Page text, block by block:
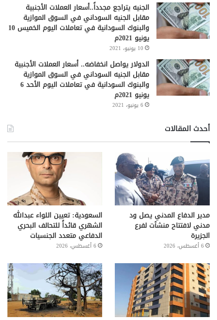
الجنيه يتراجع مجدداً..أسعار العملات الأجنبية
مقابل الجنيه السوداني في السوق الموازية
والبنوك السودانية في تعاملات اليوم الخميس 10
يونيو 2021م
10 يونيو، 2021
الدولار يواصل انخفاضه.. أسعار العملات الأجنبية
مقابل الجنيه السوداني في السوق الموازية
والبنوك السودانية في تعاملات اليوم الأحد 6
يونيو 2021م
6 يونيو، 2021
أحدث المقالات
مدير الدفاع المدني يصل ود
مدني لافتتاح منشٱت لفرع
الجزيرة
6 أغسطس، 2026
السعودية: تعيين اللواء عبدالله
الشهري قائداً للتحالف البحري
الدفاعي متعدد الجنسيات
6 أغسطس، 2026